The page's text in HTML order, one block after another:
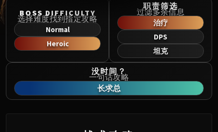
Midnight Falls
SIEGE OF ORGRIMMAR
Immerseus
Fallen Protectors
Norushen
Sha of Pride
Galakras
Iron Juggernaut
BOSS DIFFICULTY
选择难度找到指定攻略
Normal
Heroic
职责筛选
过滤多余信息
治疗
DPS
坦克
没时间？
一句话攻略
长求总